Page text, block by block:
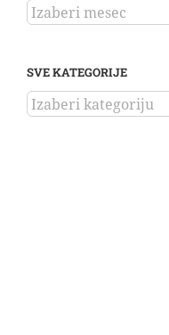
ARHIVA
SVE KATEGORIJE
SVE
KATEGORIJE